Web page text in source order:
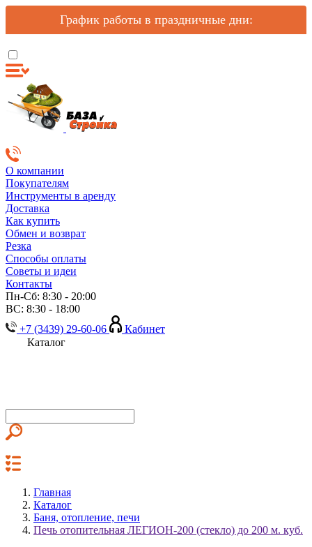
График работы в праздничные дни:
О компании
Покупателям
Инструменты в аренду
Доставка
Как купить
Обмен и возврат
Резка
Способы оплаты
Советы и идеи
Контакты
Пн-Сб: 8:30 - 20:00
ВС: 8:30 - 18:00
+7 (3439) 29-60-06
Кабинет
Каталог
Главная
Каталог
Баня, отопление, печи
Печь отопительная ЛЕГИОН-200 (стекло) до 200 м. куб.